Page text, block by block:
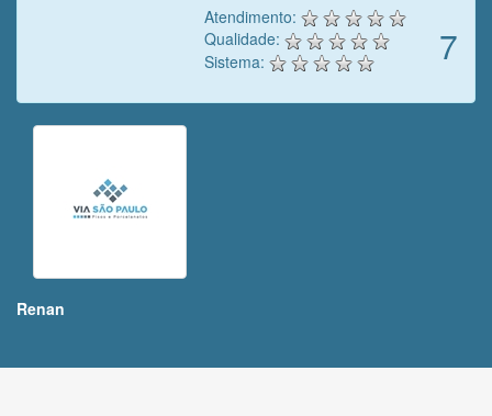
7
Atendimento:
Qualidade:
Sistema:
Renan